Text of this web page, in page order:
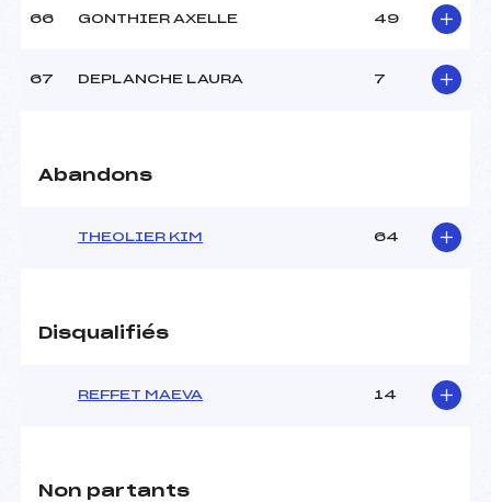
66 GONTHIER AXELLE 49
67 DEPLANCHE LAURA 7
Abandons
THEOLIER KIM 64
Disqualifiés
REFFET MAEVA 14
Non partants